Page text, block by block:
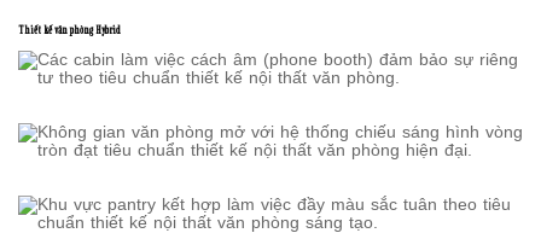
Thiết kế văn phòng Hybrid